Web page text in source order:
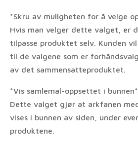
*Skru av muligheten for å velge
Hvis man velger dette valget, er
tilpasse produktet selv. Kunden
til de valgene som er
av det sammensatteproduktet.
*Vis samlemal-oppsettet i bunnen*
Dette valget gjør at arkfanen
vises i bunnen av siden, under
produktene.